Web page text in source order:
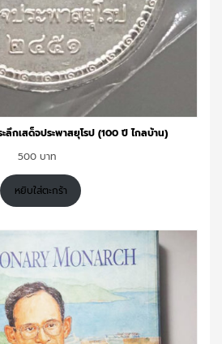
ลึกเสด็จประพาสยุโรป (100 ปี ไกลบ้าน)
500
หยิบใส่ตะกร้า